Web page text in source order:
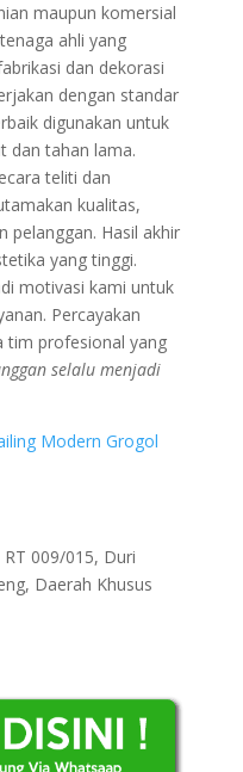
maupun komersial
ahli yang
dan dekorasi
dengan standar
digunakan untuk
dan tahan lama.
teliti dan
kualitas,
pelanggan. Hasil akhir
yang tinggi.
motivasi kami untuk
Percayakan
tim profesional yang
selalu menjadi
Modern Grogol
009/015, Duri
Daerah Khusus